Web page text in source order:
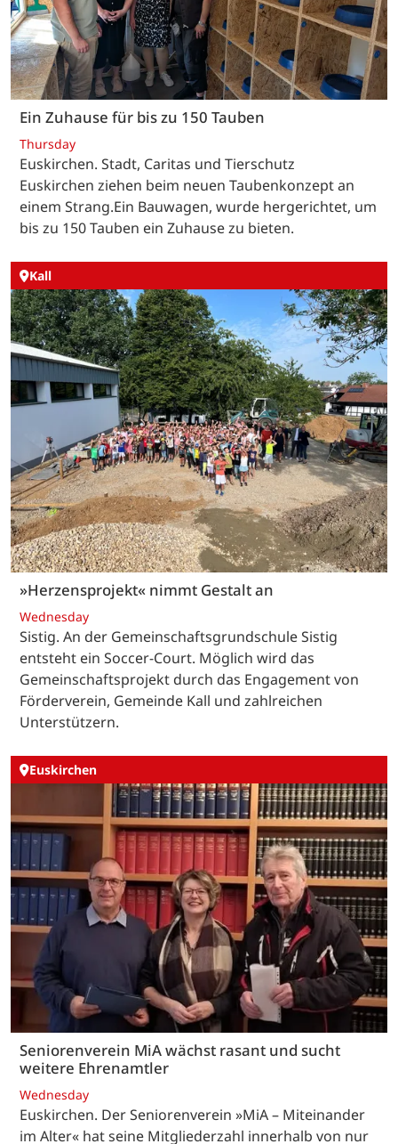
Ein Zuhause für bis zu 150 Tauben
Thursday
Euskirchen. Stadt, Caritas und Tierschutz
Euskirchen ziehen beim neuen Taubenkonzept an
einem Strang.Ein Bauwagen, wurde hergerichtet, um
bis zu 150 Tauben ein Zuhause zu bieten.
Kall
»Herzensprojekt« nimmt Gestalt an
Wednesday
Sistig. An der Gemeinschaftsgrundschule Sistig
entsteht ein Soccer-Court. Möglich wird das
Gemeinschaftsprojekt durch das Engagement von
Förderverein, Gemeinde Kall und zahlreichen
Unterstützern.
Euskirchen
Seniorenverein MiA wächst rasant und sucht
weitere Ehrenamtler
Wednesday
Euskirchen. Der Seniorenverein »MiA – Miteinander
im Alter« hat seine Mitgliederzahl innerhalb von nur